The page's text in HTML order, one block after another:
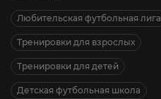
Любительская футбольная лига
Тренировки для взрослых
Тренировки для детей
Детская футбольная школа